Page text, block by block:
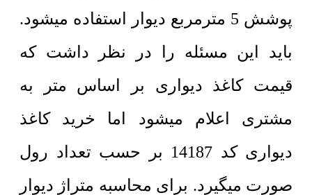
پوشش 5 مترمربع دیوار استفاده میشود.
باید این مسئله را در نظر داشت که
قیمت کاغذ دیواری بر اساس متر به
مشتری اعلام میشود اما خرید کاغذ
دیواری کد 14187 بر حسب تعداد رول
صورت میگیرد. برای محاسبه متراژ دیوار